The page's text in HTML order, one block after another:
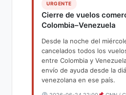
URGENTE
Cierre de vuelos
Colombia–Venezuela
Desde la noche del
cancelados todos los
entre Colombia y
envío de ayuda desde la
venezolana en ese país.